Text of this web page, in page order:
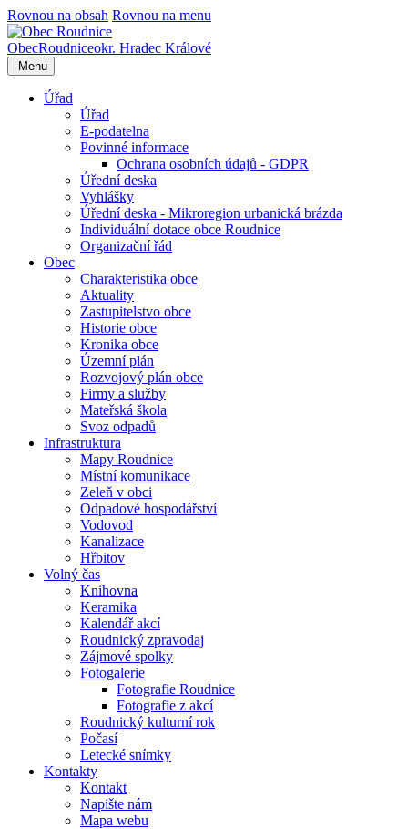
Rovnou na obsah Rovnou na menu
ObecRoudniceokr. Hradec Králové
Menu
Úřad
Úřad
E-podatelna
Povinné informace
Ochrana osobních údajů - GDPR
Úřední deska
Vyhlášky
Úřední deska - Mikroregion urbanická brázda
Individuální dotace obce Roudnice
Organizační řád
Obec
Charakteristika obce
Aktuality
Zastupitelstvo obce
Historie obce
Kronika obce
Územní plán
Rozvojový plán obce
Firmy a služby
Mateřská škola
Svoz odpadů
Infrastruktura
Mapy Roudnice
Místní komunikace
Zeleň v obci
Odpadové hospodářství
Vodovod
Kanalizace
Hřbitov
Volný čas
Knihovna
Keramika
Kalendář akcí
Roudnický zpravodaj
Zájmové spolky
Fotogalerie
Fotografie Roudnice
Fotografie z akcí
Roudnický kulturní rok
Počasí
Letecké snímky
Kontakty
Kontakt
Napište nám
Mapa webu